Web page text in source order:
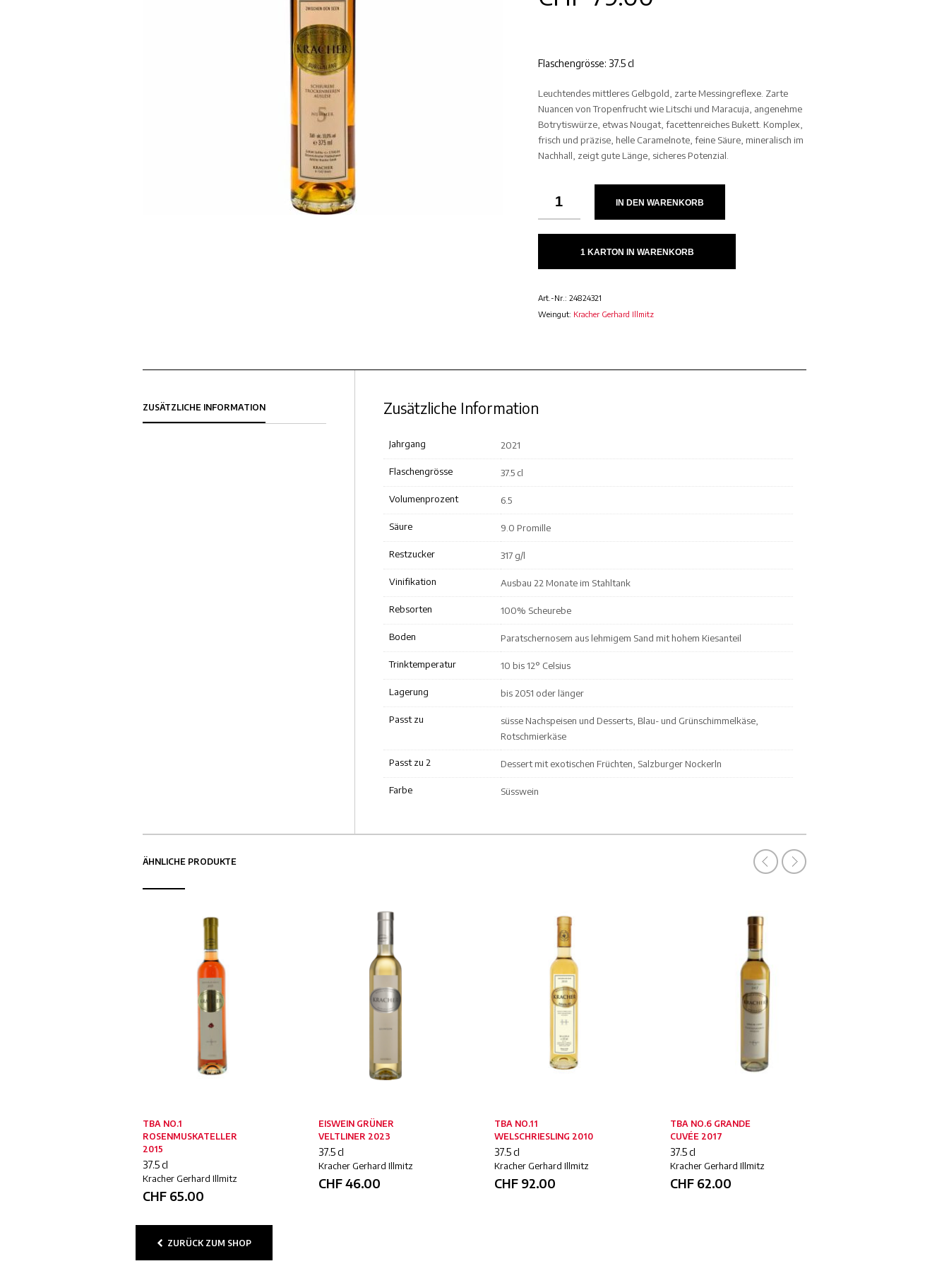
Flaschengrösse: 37.5 cl
Leuchtendes mittleres Gelbgold, zarte Messingreflexe. Zarte
Nuancen von Tropenfrucht wie Litschi und Maracuja, angenehme
Botrytiswürze, etwas Nougat, facettenreiches Bukett. Komplex,
frisch und präzise, helle Caramelnote, feine Säure, mineralisch im
Nachhall, zeigt gute Länge, sicheres Potenzial.
IN DEN WARENKORB
1 KARTON IN WARENKORB
Art.-Nr.: 24824321
Weingut: Kracher Gerhard Illmitz
ZUSÄTZLICHE INFORMATION Zusätzliche Information
Jahrgang 2021
Flaschengrösse 37.5 cl
Volumenprozent 6.5
Säure 9.0 Promille
Restzucker 317 g/l
Vinifikation Ausbau 22 Monate im Stahltank
Rebsorten 100% Scheurebe
Boden Paratschernosem aus lehmigem Sand mit hohem Kiesanteil
Trinktemperatur 10 bis 12° Celsius
Lagerung bis 2051 oder länger
Passt zu
süsse Nachspeisen und Desserts, Blau- und Grünschimmelkäse,
Rotschmierkäse
Passt zu 2 Dessert mit exotischen Früchten, Salzburger Nockerln
Farbe Süsswein
ÄHNLICHE PRODUKTE
TBA NO.1
ROSENMUSKATELLER
2015
37.5 cl
Kracher Gerhard Illmitz
CHF 65.00
EISWEIN GRÜNER
VELTLINER 2023
37.5 cl
Kracher Gerhard Illmitz
CHF46.00
TBA NO.11
WELSCHRIESLING 2010
37.5 cl
Kracher Gerhard Illmitz
CHF 92.00
TBA NO.6 GRANDE
CUVÉE 2017
37.5 cl
Kracher Gerhard Illmitz
CHF 62.00
ZURÜCK ZUM SHOP